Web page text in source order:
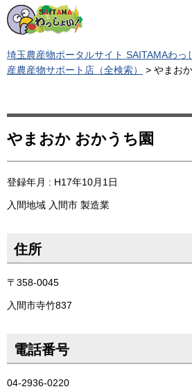
埼玉農産物ポータルサイト SAITAMAわっ
産農産物サポート店（全検索）
> やまお
やまおか おかうち園
登録年月 : H17年10月1日
入間地域 入間市 製造業
住所
〒358-0045
入間市寺竹837
電話番号
04-2936-0220